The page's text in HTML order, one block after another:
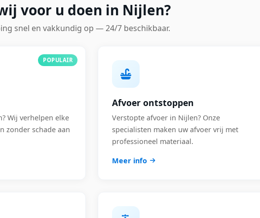
voor u doen in Nijlen?
snel en vakkundig op — 24/7 beschikbaar.
POPULAIR
Wij verhelpen elke
zonder schade aan
Afvoer ontstoppen
Verstopte afvoer in Nijlen? Onze
specialisten maken uw afvoer vrij met
professioneel materiaal.
Meer info